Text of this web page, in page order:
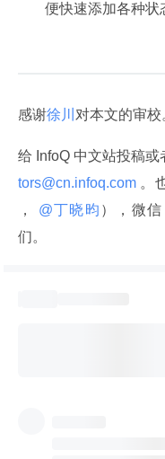
便快速添加各种状
感谢徐川 对本文的审校
给 InfoQ 中文站投稿
tors@cn.infoq.com 。
，
@丁晓昀 ），微信
们。